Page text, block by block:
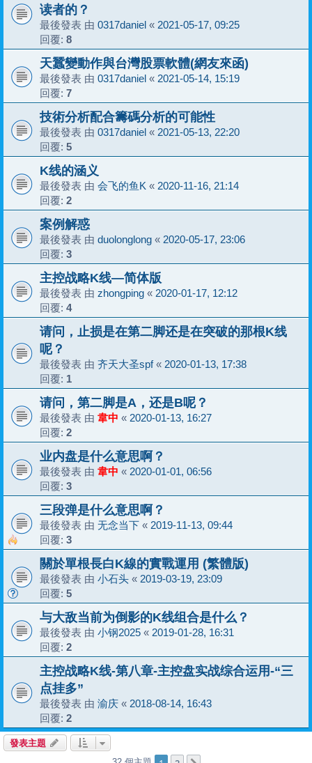
读者的？
最後發表 由 0317daniel « 2021-05-17, 09:25
回覆: 8
天蠶變動作與台灣股票軟體(網友來函)
最後發表 由 0317daniel « 2021-05-14, 15:19
回覆: 7
技術分析配合籌碼分析的可能性
最後發表 由 0317daniel « 2021-05-13, 22:20
回覆: 5
K线的涵义
最後發表 由 会飞的鱼K « 2020-11-16, 21:14
回覆: 2
案例解惑
最後發表 由 duolonglong « 2020-05-17, 23:06
回覆: 3
主控战略K线—简体版
最後發表 由 zhongping « 2020-01-17, 12:12
回覆: 4
请问，止损是在第二脚还是在突破的那根K线
呢？
最後發表 由 齐天大圣spf« 2020-01-13, 17:38
回覆: 1
请问，第二脚是A，还是B呢？
最後發表 由 韋中 « 2020-01-13, 16:27
回覆: 2
业内盘是什么意思啊？
最後發表 由 韋中 « 2020-01-01, 06:56
回覆: 3
三段弹是什么意思啊？
最後發表 由 无念当下 « 2019-11-13, 09:44
回覆: 3
關於單根長白K線的實戰運用 (繁體版)
最後發表 由 小石头 « 2019-03-19, 23:09
回覆: 5
与大敌当前为倒影的K线组合是什么？
最後發表 由 小钢2025 « 2019-01-28, 16:31
回覆: 2
主控战略K线-第八章-主控盘实战综合运用-“三
点挂多”
最後發表 由 渝庆 « 2018-08-14, 16:43
回覆: 2
發表主題